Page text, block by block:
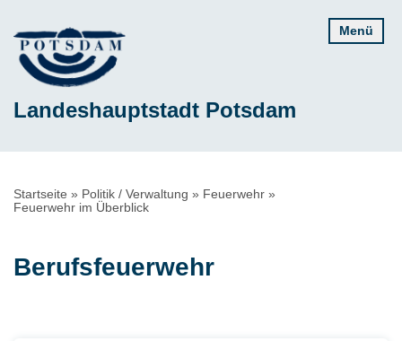
zum
Inhalt
Landeshauptstadt Potsdam
Menü
Pfadnavigation
Startseite Politik / Verwaltung
Feuerwehr
Feuerwehr im Überblick
Berufsfeuerwehr